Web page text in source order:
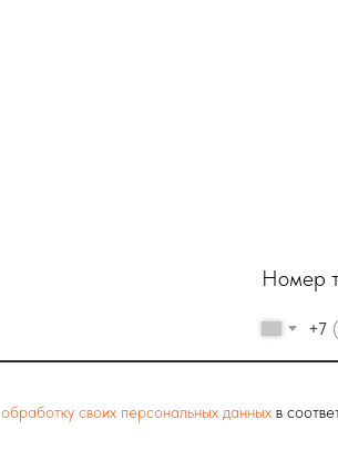
Номер
+7
обработку своих персональных данных в